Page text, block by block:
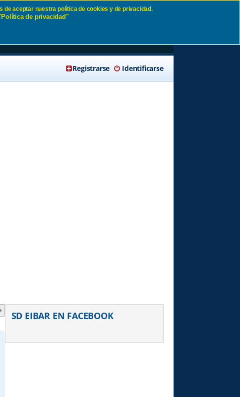
Identificarse
Registrarse
Siguiente
SD EIBAR EN FACEBOOK
de aceptar nuestra política de cookies y de privacidad.
de privacidad"